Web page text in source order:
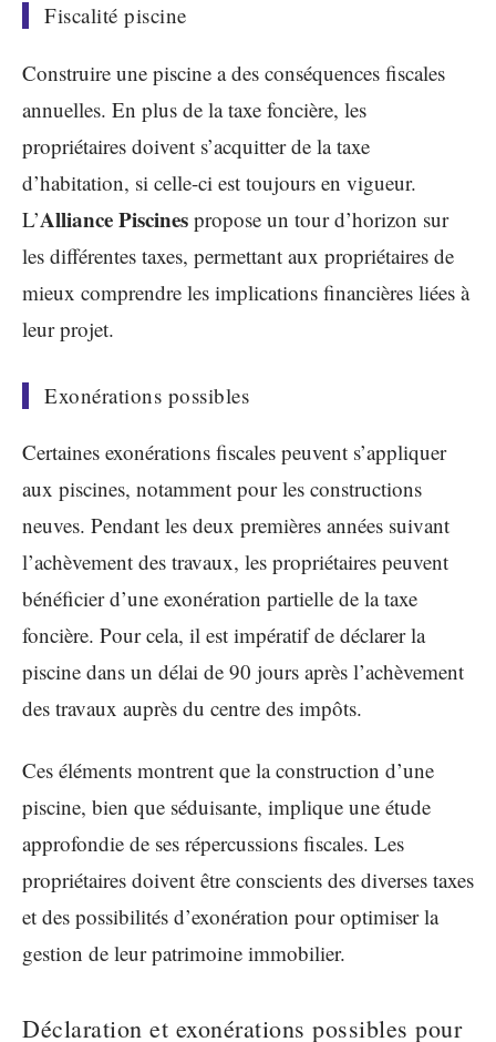
Fiscalité piscine
Construire une piscine a des conséquences fiscales
annuelles. En plus de la taxe foncière, les
propriétaires doivent s’acquitter de la taxe
d’habitation, si celle-ci est toujours en vigueur.
L’Alliance Piscines propose un tour d’horizon sur
les différentes taxes, permettant aux propriétaires de
mieux comprendre les implications financières liées à
leur projet.
Exonérations possibles
Certaines exonérations fiscales peuvent s’appliquer
aux piscines, notamment pour les constructions
neuves. Pendant les deux premières années suivant
l’achèvement des travaux, les propriétaires peuvent
bénéficier d’une exonération partielle de la taxe
foncière. Pour cela, il est impératif de déclarer la
piscine dans un délai de 90 jours après l’achèvement
des travaux auprès du centre des impôts.
Ces éléments montrent que la construction d’une
piscine, bien que séduisante, implique une étude
approfondie de ses répercussions fiscales. Les
propriétaires doivent être conscients des diverses taxes
et des possibilités d’exonération pour optimiser la
gestion de leur patrimoine immobilier.
Déclaration et exonérations possibles pour